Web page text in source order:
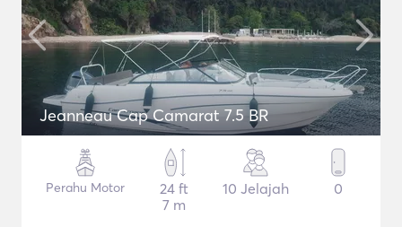
Jeanneau Cap Camarat 7.5 BR
Perahu Motor
24 ft
7 m
10 Jelajah 0